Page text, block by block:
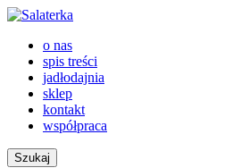
o nas
spis treści
jadłodajnia
sklep
kontakt
współpraca
Szukaj